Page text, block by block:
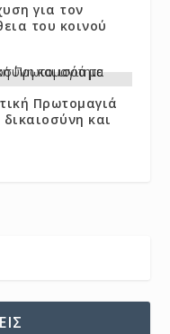
για τον
του κοινού
Πρωτομαγιά
και